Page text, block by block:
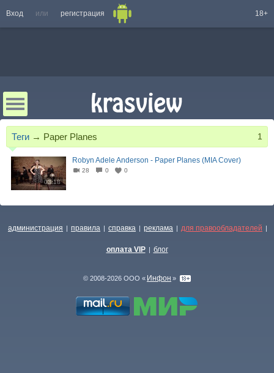
Вход или регистрация 18+
Теги → Paper Planes 1
03:18
Robyn Adele Anderson - Paper Planes (MIA Cover)
28 0 0
администрация | правила | справка | реклама | для правообладателей |
оплата VIP | блог
© 2008-2026 ООО « Инфон »